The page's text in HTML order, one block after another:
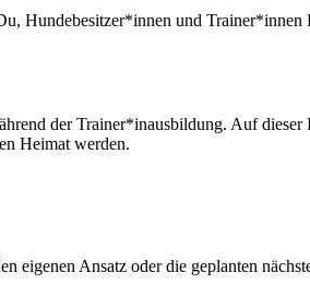
Hundebesitzer*innen und
der Trainer*inausbildung. Auf
Heimat werden.
eigenen Ansatz oder die geplanten